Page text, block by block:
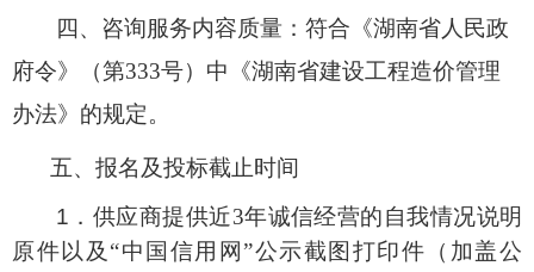
四、 咨询服务内容质量： 符合《湖南省人民政
府令》（第333号）中《湖南省建设工程造价管理
办法》的规定。
五、 报名及投标截止时间
1． 供应商提供近3年诚信经营的自我情况说明
原件以及“中国信用网”公示截图打印件（加盖公